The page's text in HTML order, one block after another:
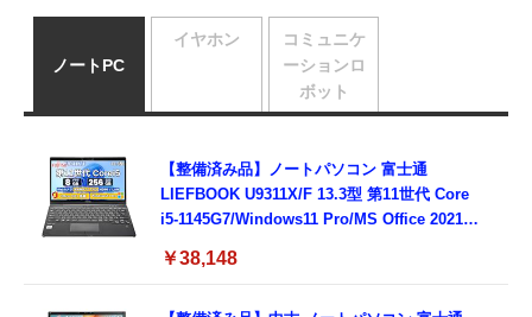
ノートPC
【整備済み品】ノートパソコン 富士通
LIEFBOOK U9311X/F 13.3型 第11世代 Core
i5-1145G7/Windows11 Pro/MS Office 2021搭
Type-C/360度回転対応/有線静音マウス付
￥38,148
イヤホン
コミュニケ
ーションロ
ボット